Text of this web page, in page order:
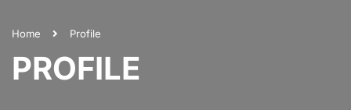
Home Profile
PROFILE